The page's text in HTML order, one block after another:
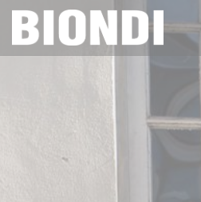
クッキー利用の管理について